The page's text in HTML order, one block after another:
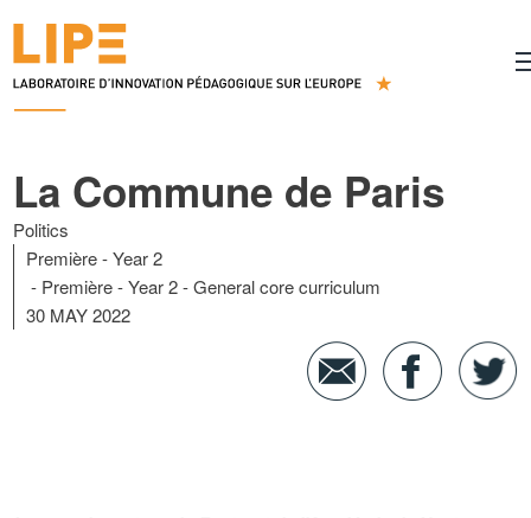
La Commune de Paris
Politics
Première - Year 2
Première - Year 2 - General core curriculum
30 MAY 2022